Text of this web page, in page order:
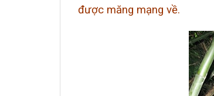
được măng mạng về.